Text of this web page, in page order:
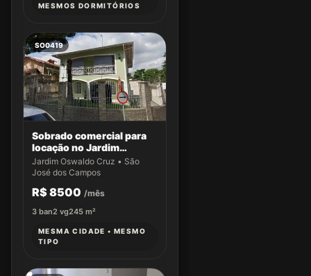
MESMOS DORMITÓRIOS
SO0419
Sobrado comercial para
locação no Jardim
Oswaldo Cruz
Jardim Oswaldo Cruz • São
José dos Campos
R$ 8500 /mês
3 ban2 vg245 m²
MESMA CIDADE • MESMO
TIPO